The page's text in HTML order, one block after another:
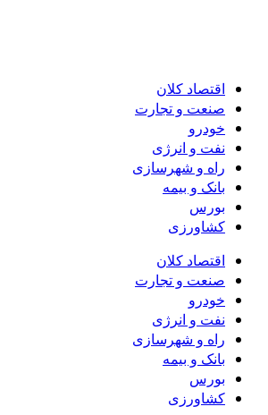
اقتصاد کلان
صنعت و تجارت
خودرو
نفت و انرژی
راه و شهرسازی
بانک و بیمه
بورس
کشاورزی
اقتصاد کلان
صنعت و تجارت
خودرو
نفت و انرژی
راه و شهرسازی
بانک و بیمه
بورس
کشاورزی